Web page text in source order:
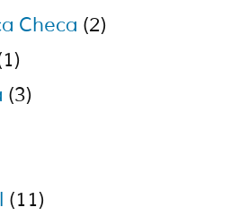
Checa (2)
(3)
(11)